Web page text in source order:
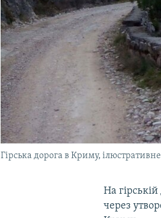
Гірська дорога в Криму,
На
через